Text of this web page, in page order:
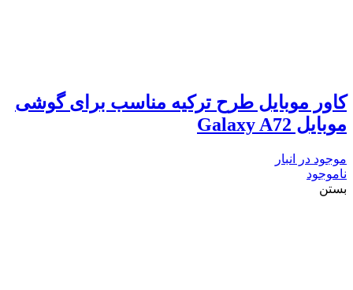
کاور موبایل طرح ترکیه مناسب برای گوشی
موبایل Galaxy A72
موجود در انبار
ناموجود
بستن